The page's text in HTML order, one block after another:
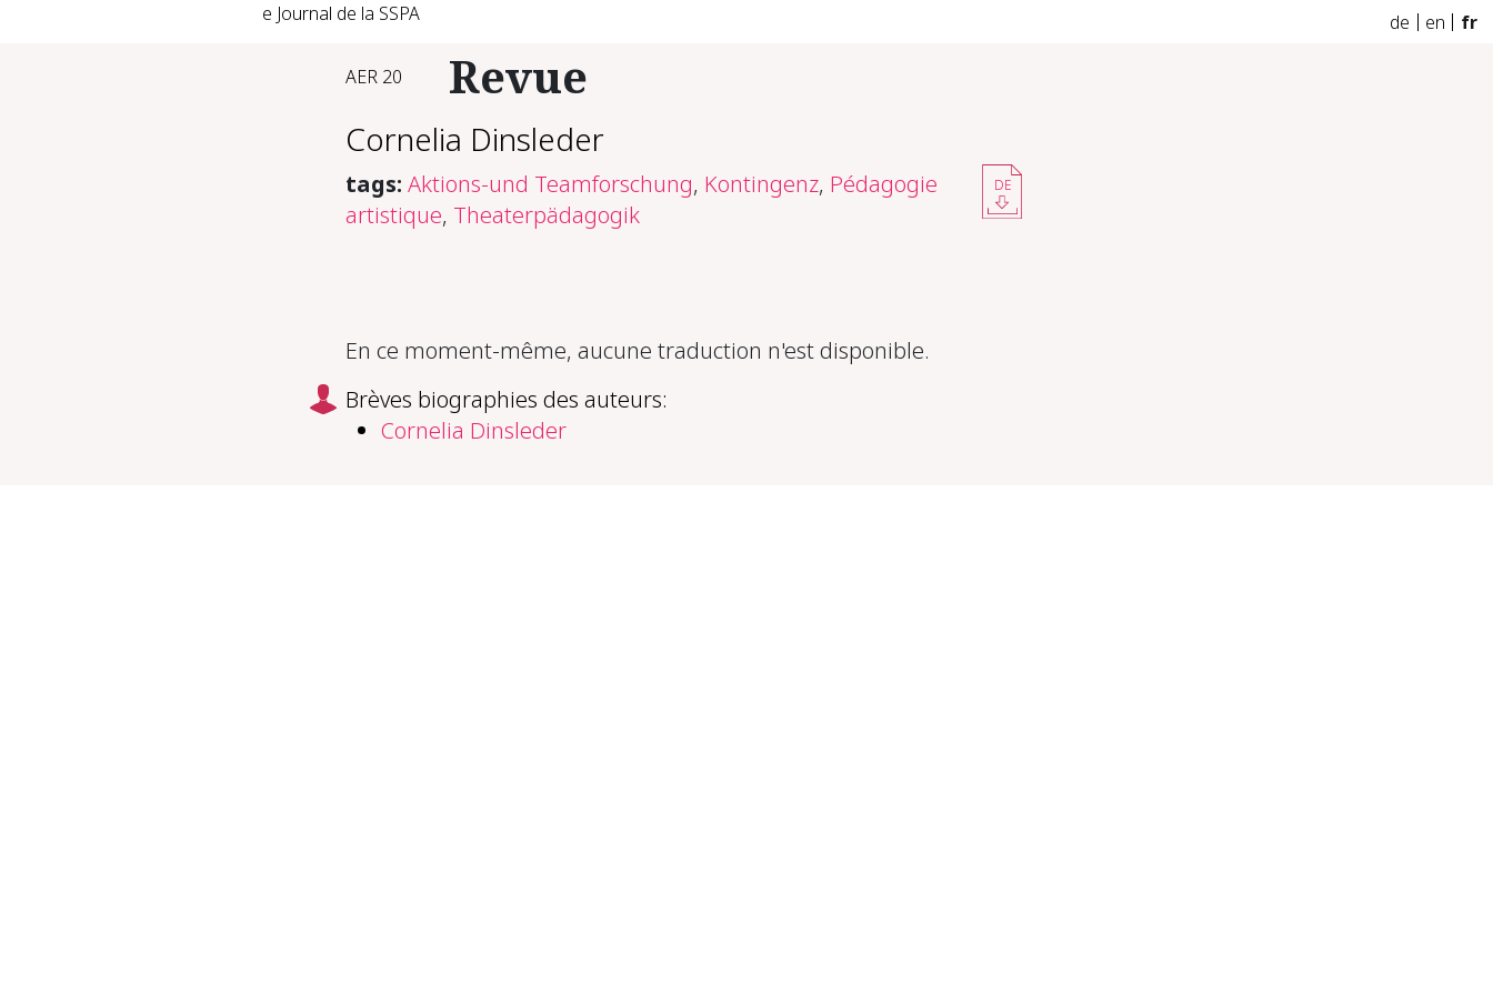
e Journal de la SSPA de en fr
AER 20 Revue
Cornelia Dinsleder
tags: Aktions-und Teamforschung, Kontingenz, Pédagogie
artistique, Theaterpädagogik
DE
En ce moment-même, aucune traduction n'est disponible.
Brèves biographies des auteurs:
Cornelia Dinsleder